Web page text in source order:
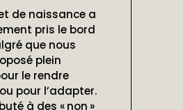
de naissance a
pris le bord
que nous
plein
le rendre
pour l’adapter.
à des « non »